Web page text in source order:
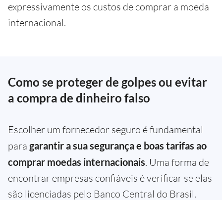
expressivamente os custos de comprar a moeda
internacional.
Como se proteger de golpes ou evitar
a compra de dinheiro falso
Escolher um fornecedor seguro é fundamental
para garantir a sua segurança e boas tarifas ao
comprar moedas internacionais. Uma forma de
encontrar empresas confiáveis é verificar se elas
são licenciadas pelo Banco Central do Brasil.